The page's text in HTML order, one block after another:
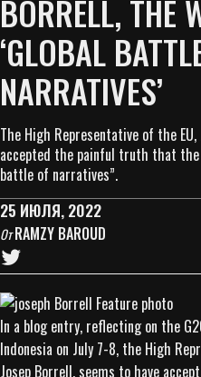
BORRELL, THE
‘GLOBAL
NARRATIVES’
The High Representative of the
accepted the painful truth that
battle of narratives”.
25 ИЮЛЯ, 2022
ОтRAMZY BAROUD
In a blog entry, reflecting on the
Indonesia on July 7-8, the High
Josep Borrell, seems to have